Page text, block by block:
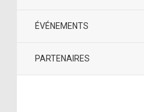
ÉVÉNEMENTS
PARTENAIRES